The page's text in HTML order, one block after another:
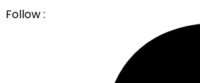
Follow :